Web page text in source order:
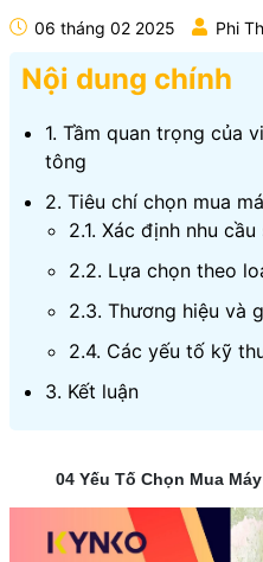
06 tháng 02 2025 Phi
Nội dung chính
1. Tầm quan trọng của
tông
2. Tiêu chí chọn mua
2.1. Xác định nhu
2.2. Lựa chọn theo
2.3. Thương hiệu và
2.4. Các yếu tố kỹ
3. Kết luận
04 Yếu Tố Chọn Mua